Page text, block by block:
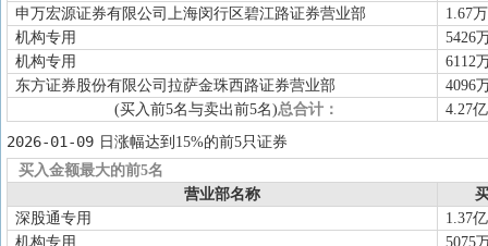
申万宏源证券有限公司上海闵行区碧江路证券营业部
1.67万
机构专用
5426
机构专用
6112
东方证券股份有限公司拉萨金珠西路证券营业部
4096
(买入前5名与卖出前5名)总合计： 4.27亿
2026-01-09 日涨幅达到15%的前5只证券
买入金额最大的前5名
营业部名称
深股通专用
1.37亿
机构专用
5075